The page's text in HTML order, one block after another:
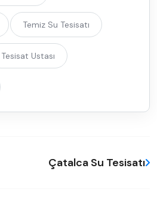
Temiz Su Tesisatı
Tesisat Ustası
Çatalca Su Tesisatı